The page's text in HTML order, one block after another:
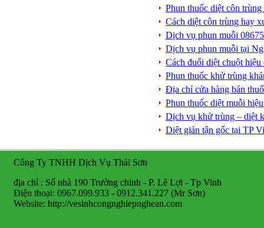
Phun thuốc diệt côn
Cách diệt côn trùng hay
Dịch vụ phun muỗi
Dịch vụ phun muỗi tại
Cách đuổi diệt chuột
Phun thuốc khử trùng
Địa chỉ cửa hàng bán
Phun thuốc diệt muỗi
Dịch vụ khử trùng – diệt
Diệt gián tận gốc tại TP
Công Ty TNHH Dịch Vụ Thái Sơn
địa chỉ : Số nhà 190 Trường chinh - P. Lê Lợi - Tp Vinh
Điện thoại: 0967.099.933 - 0912.341.227 (Mr Sơn)
Website: http://vesinhcongnghiepnghean.com